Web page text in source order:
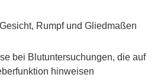
Rumpf und Gliedmaßen
bei Blutuntersuchungen, die auf
hinweisen